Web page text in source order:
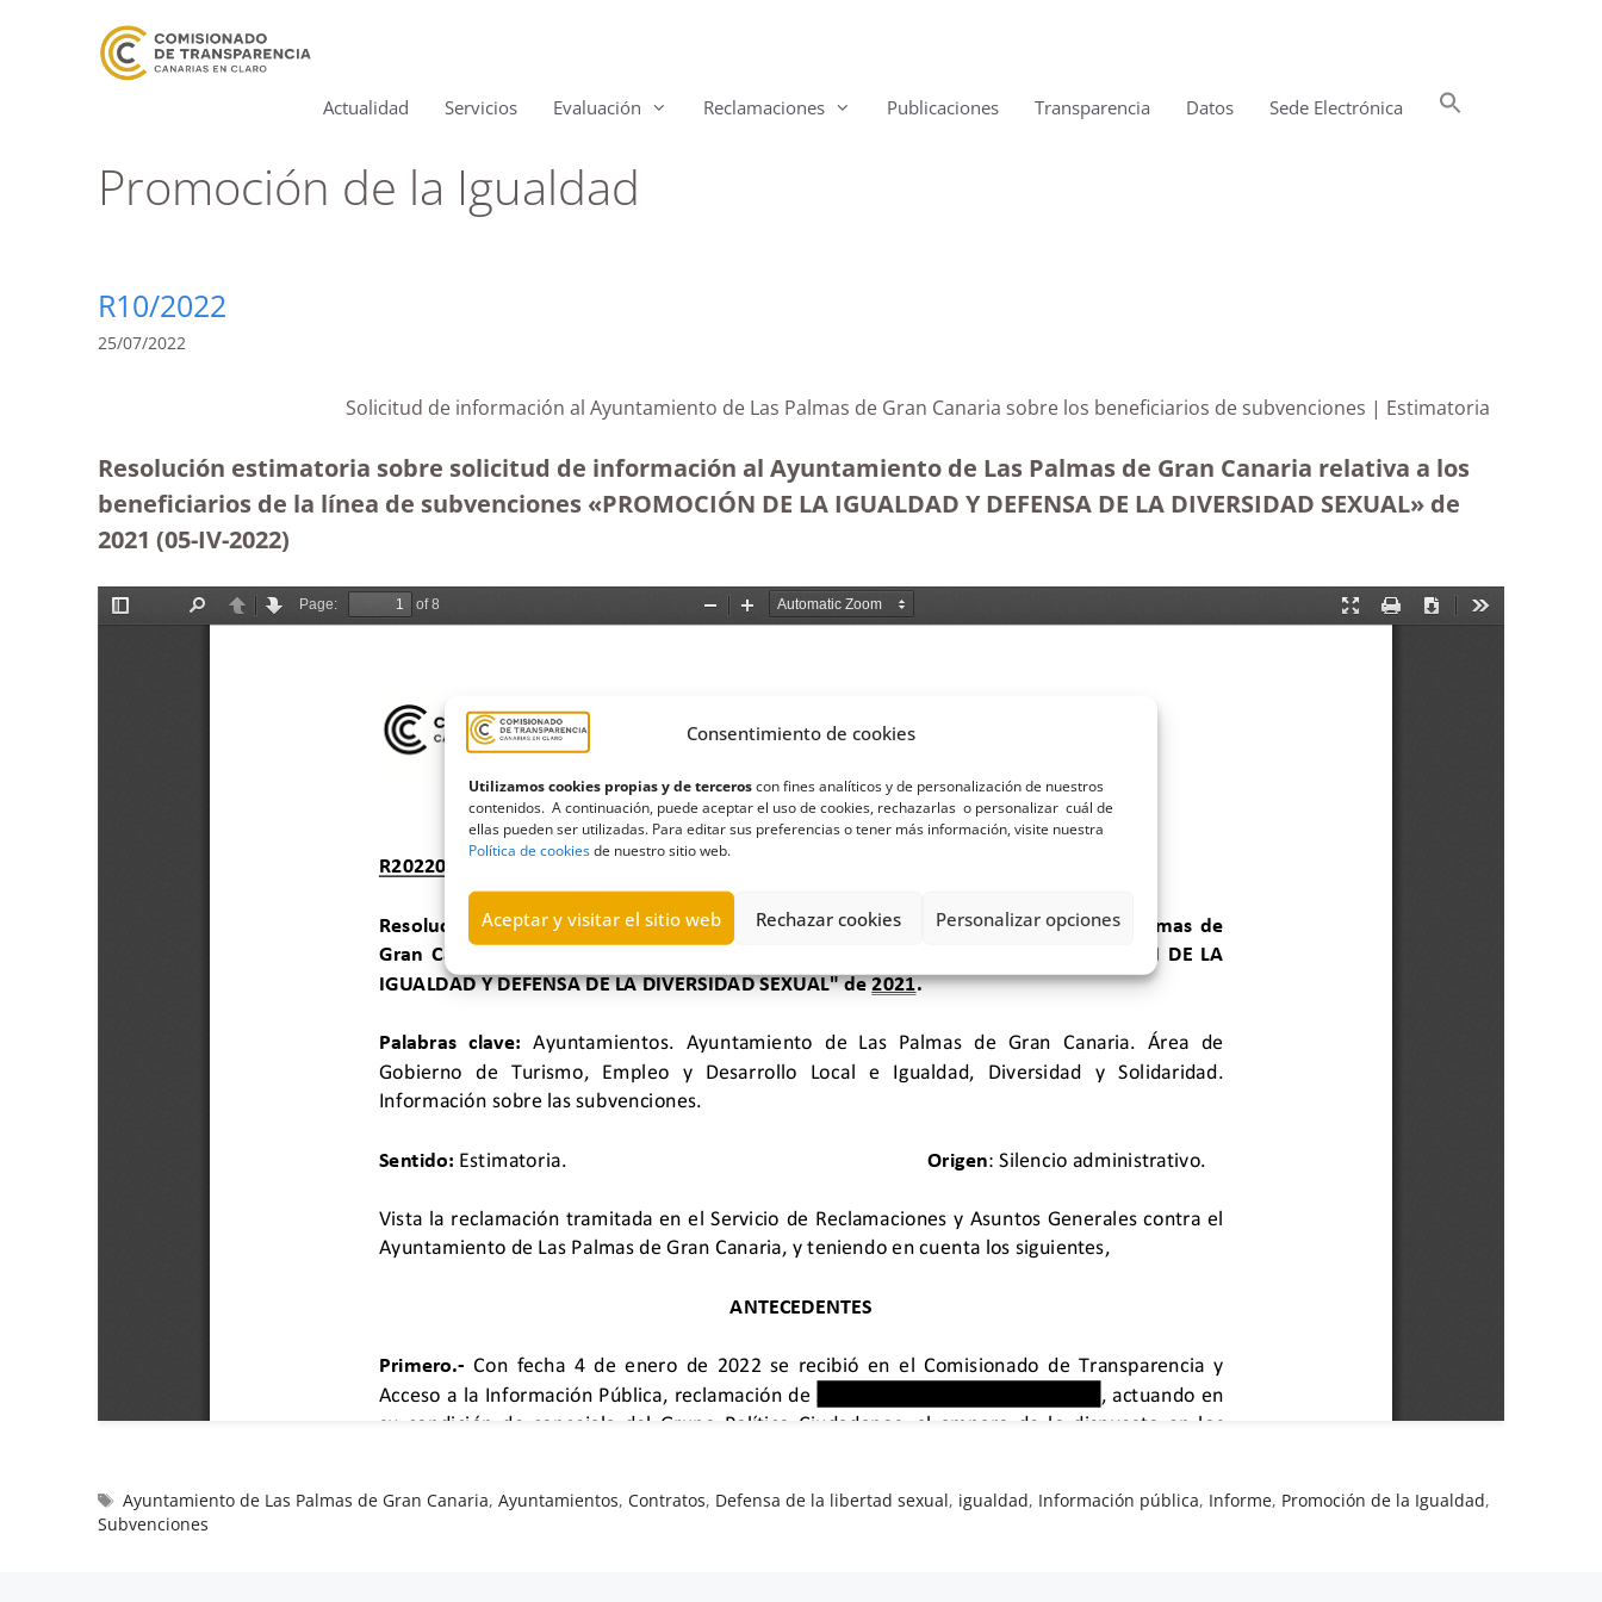
Consentimiento de cookies
Utilizamos cookies propias y de terceroscon fines analíticos y de personalización de nuestros
contenidos. A continuación, puede aceptar el uso de cookies, rechazarlas o personalizar cuál de
ellas pueden ser utilizadas. Para editar sus preferencias o tener más información, visite nuestra
Política de cookiesde nuestro sitio web.
Aceptar y visitar el sitio web Rechazar cookies Personalizar opciones
Actualidad Servicios Evaluación Reclamaciones Publicaciones Transparencia Datos Sede Electrónica
Promoción de la Igualdad
R10/2022
25/07/2022
Solicitud de información al Ayuntamiento de Las Palmas de Gran Canaria sobre los beneficiarios de subvenciones | Estimatoria
Resolución estimatoria sobre solicitud de información al Ayuntamiento de Las Palmas de Gran Canaria relativa a los
beneficiarios de la línea de subvenciones «PROMOCIÓN DE LA IGUALDAD Y DEFENSA DE LA DIVERSIDAD SEXUAL» de
2021 (05-IV-2022)
Ayuntamiento de Las Palmas de Gran Canaria,Ayuntamientos,Contratos, Defensa de la libertad sexual, igualdad, Información pública, Informe, Promoción de la Igualdad,
Subvenciones